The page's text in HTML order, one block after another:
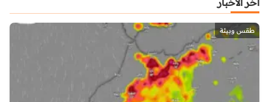
طقس وبيئة